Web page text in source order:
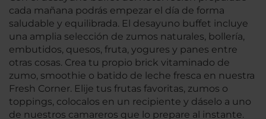
cada mañana podrás empezar el día de forma
saludable y equilibrada. El desayuno buffet incluye
una amplia selección de zumos naturales, bollería,
embutidos, quesos, fruta, yogures y panes entre
otras cosas. Crea tu propio brick vitaminado de
zumo, smoothie o batido de leche fresca en nuestra
Fresh Corner. Elije tus frutas favoritas, zumos o
toppings, colocalos en un recipiente y dáselo a uno
de nuestros camareros que lo prepare al instante.